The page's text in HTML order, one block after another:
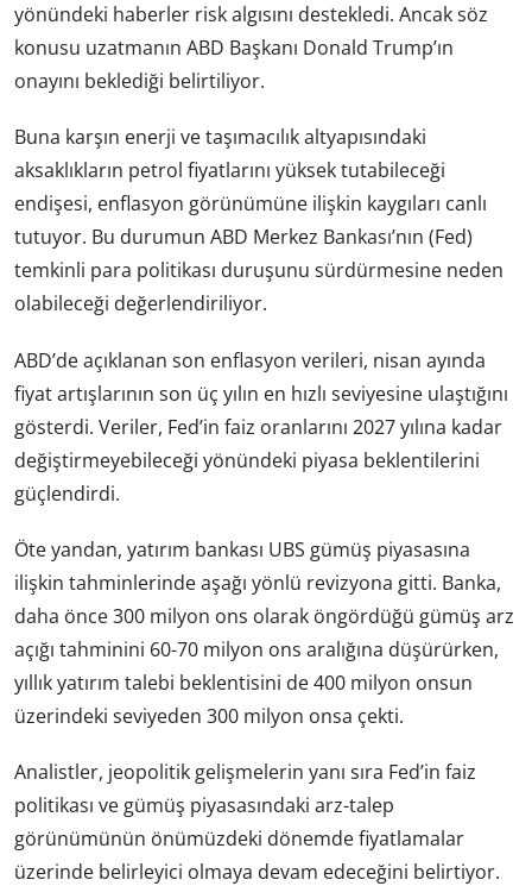
yönündeki haberler risk algısını destekledi. Ancak söz
konusu uzatmanın ABD Başkanı Donald Trump’ın
onayını beklediği belirtiliyor.
Buna karşın enerji ve taşımacılık altyapısındaki
aksaklıkların petrol fiyatlarını yüksek tutabileceği
endişesi, enflasyon görünümüne ilişkin kaygıları canlı
tutuyor. Bu durumun ABD Merkez Bankası’nın (Fed)
temkinli para politikası duruşunu sürdürmesine neden
olabileceği değerlendiriliyor.
ABD’de açıklanan son enflasyon verileri, nisan ayında
fiyat artışlarının son üç yılın en hızlı seviyesine ulaştığını
gösterdi. Veriler, Fed’in faiz oranlarını 2027 yılına kadar
değiştirmeyebileceği yönündeki piyasa beklentilerini
güçlendirdi.
Öte yandan, yatırım bankası UBS gümüş piyasasına
ilişkin tahminlerinde aşağı yönlü revizyona gitti. Banka,
daha önce 300 milyon ons olarak öngördüğü gümüş arz
açığı tahminini 60-70 milyon ons aralığına düşürürken,
yıllık yatırım talebi beklentisini de 400 milyon onsun
üzerindeki seviyeden 300 milyon onsa çekti.
Analistler, jeopolitik gelişmelerin yanı sıra Fed’in faiz
politikası ve gümüş piyasasındaki arz-talep
görünümünün önümüzdeki dönemde fiyatlamalar
üzerinde belirleyici olmaya devam edeceğini belirtiyor.